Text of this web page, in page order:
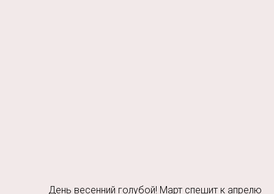
День весенний голубой! Март спешит к апрелю